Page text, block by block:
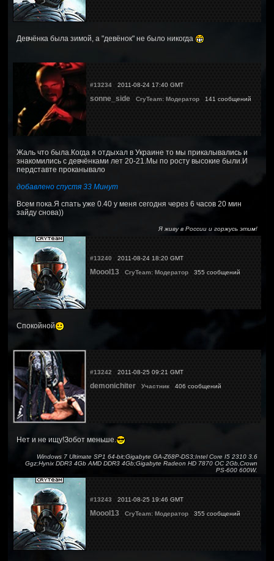
Девчёнка была зимой, а "девёнок" не было никогда
#13234 2011-08-24 17:40 GMT
sonne_side CryTeam: Модератор 141 сообщений
Жаль что была.Когда я отдыхал в Украине то мы прикалывались и
знакомились с девчёнками лет 20-21.Мы по росту высокие были.И
пердставте проканывало
добавлено спустя 33 Минут
Всем пока.Я спать уже 0.40 у меня сегодня через 6 часов 20 мин
зайду снова))
Я живу в России и горжусь этим!
#13240 2011-08-24 18:20 GMT
Moool13 CryTeam: Модератор 355 сообщений
Спокойной
#13242 2011-08-25 09:21 GMT
demonichiter Участник 406 сообщений
Нет и не ищу!Зобот меньше.
Windows 7 Ultimate SP1 64-bit;Gigabyte GA-Z68P-DS3;Intel Core I5 2310 3.6
Ggz;Hynix DDR3 4Gb AMD DDR3 4Gb;Gigabyte Radeon HD 7870 OC 2Gb,Crown
PS-600 600W.
#13243 2011-08-25 19:46 GMT
Moool13 CryTeam: Модератор 355 сообщений